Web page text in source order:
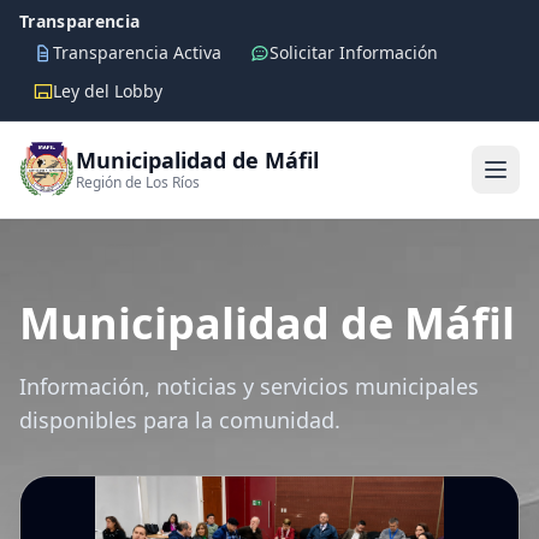
Transparencia
Transparencia Activa
Solicitar Información
Ley del Lobby
Municipalidad de Máfil
Región de Los Ríos
Municipalidad de Máfil
Información, noticias y servicios municipales
disponibles para la comunidad.